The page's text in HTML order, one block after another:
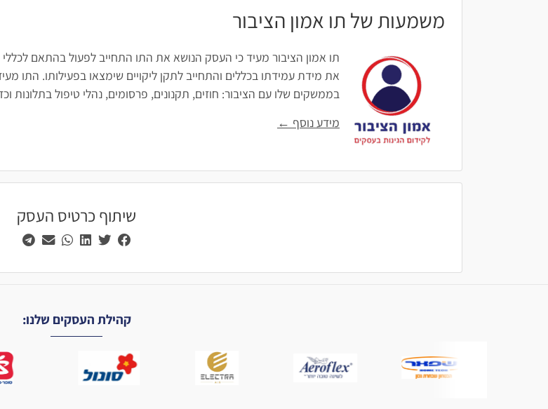
משמעות של תו אמון הציבור
תו אמון הציבור מעיד כי העסק הנושא את התו התחייב לפעול בהתאם לכללי
את מידת עמידתו בכללים והתחייב לתקן ליקויים שימצאו בפעילותו. התו
בממשקים שלו עם הציבור: חוזים, תקנונים, פרסומים, נהלי טיפול בתלונות
מידע נוסף ←
שיתוף כרטיס העסק
קהילת העסקים שלנו: